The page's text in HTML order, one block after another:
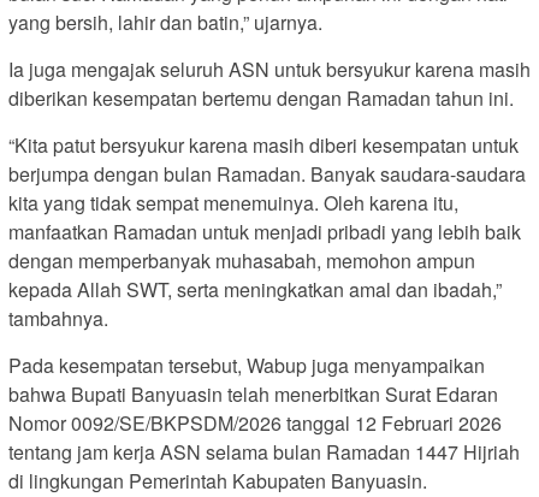
yang bersih, lahir dan batin,” ujarnya.
Ia juga mengajak seluruh ASN untuk bersyukur karena masih
diberikan kesempatan bertemu dengan Ramadan tahun ini.
“Kita patut bersyukur karena masih diberi kesempatan untuk
berjumpa dengan bulan Ramadan. Banyak saudara-saudara
kita yang tidak sempat menemuinya. Oleh karena itu,
manfaatkan Ramadan untuk menjadi pribadi yang lebih baik
dengan memperbanyak muhasabah, memohon ampun
kepada Allah SWT, serta meningkatkan amal dan ibadah,”
tambahnya.
Pada kesempatan tersebut, Wabup juga menyampaikan
bahwa Bupati Banyuasin telah menerbitkan Surat Edaran
Nomor 0092/SE/BKPSDM/2026 tanggal 12 Februari 2026
tentang jam kerja ASN selama bulan Ramadan 1447 Hijriah
di lingkungan Pemerintah Kabupaten Banyuasin.